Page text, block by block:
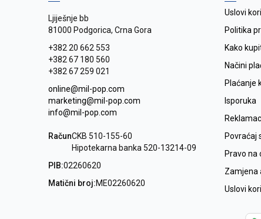
Ljiješnje bb
81000 Podgorica, Crna Gora
+382 20 662 553
+382 67 180 560
+382 67 259 021
online@mil-pop.com
marketing@mil-pop.com
info@mil-pop.com
RačunCKB 510-155-60
Hipotekarna banka 520-13214-09
PIB:02260620
Matični broj:ME02260620
Uslovi
Politika
Kako
Načini
Plaćanje
Isporuka
Povraćaj
Pravo na
Zamjena
Uslovi